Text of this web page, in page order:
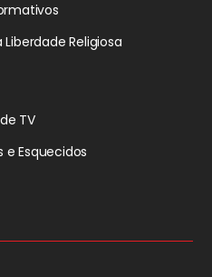
Liberdade Religiosa
TV
e Esquecidos